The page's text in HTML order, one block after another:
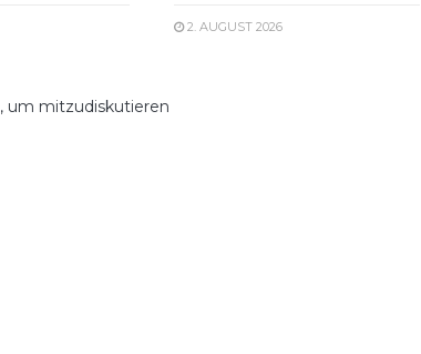
2. AUGUST 2026
, um mitzudiskutieren